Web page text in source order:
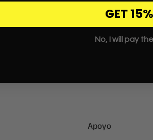
de nuevos lanzamientos,
Apoyo
GET
No, I will pay